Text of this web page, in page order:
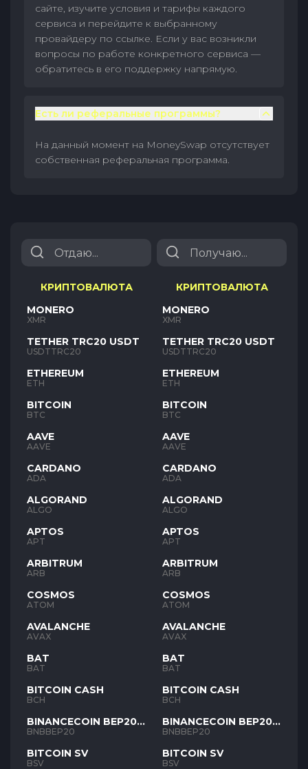
сайте, изучите условия и тарифы каждого
сервиса и перейдите к выбранному
провайдеру по ссылке. Если у вас возникли
вопросы по работе конкретного сервиса —
обратитесь в его поддержку напрямую.
Есть ли реферальные программы?
На данный момент на MoneySwap отсутствует
собственная реферальная программа.
КРИПТОВАЛЮТА
MONERO
XMR
TETHER TRC20 USDT
USDTTRC20
ETHEREUM
ETH
BITCOIN
BTC
AAVE
AAVE
CARDANO
ADA
ALGORAND
ALGO
APTOS
APT
ARBITRUM
ARB
COSMOS
ATOM
AVALANCHE
AVAX
BAT
BAT
BITCOIN CASH
BCH
BINANCECOIN BEP20
BNB
BNBBEP20
BITCOIN SV
BSV
КРИПТОВАЛЮТА
MONERO
XMR
TETHER TRC20 USDT
USDTTRC20
ETHEREUM
ETH
BITCOIN
BTC
AAVE
AAVE
CARDANO
ADA
ALGORAND
ALGO
APTOS
APT
ARBITRUM
ARB
COSMOS
ATOM
AVALANCHE
AVAX
BAT
BAT
BITCOIN CASH
BCH
BINANCECOIN BEP20
BNB
BNBBEP20
BITCOIN SV
BSV